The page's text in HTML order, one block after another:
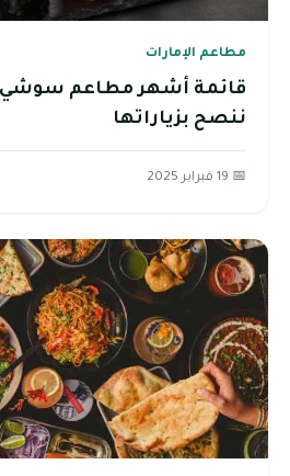
مطاعم الإمارات
قائمة أشهر مطاعم سوشي
ننصح بزياراتها
📅 19 فبراير 2025